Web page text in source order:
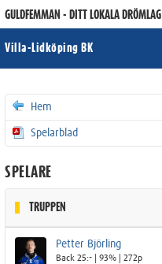
GULDFEMMAN - DITT LOKALA DRÖMLAG
Villa-Lidköping BK
Hem
Spelarblad
SPELARE
TRUPPEN
Petter Björling
Back 25:- | 93% | 272p